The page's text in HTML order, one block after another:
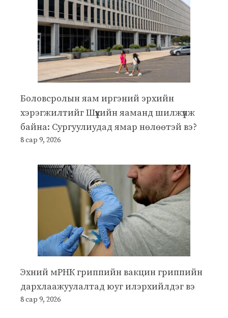
Боловсролын яам иргэний эрхийн
хэрэгжилтийг Шүүхийн яаманд шилжүүлж
байна: Сургуулиудад ямар нөлөөтэй вэ?
8 сар 9, 2026
Эхний мРНК гриппийн вакцин гриппийн
дархлаажуулалтад юуг илэрхийлдэг вэ
8 сар 9, 2026